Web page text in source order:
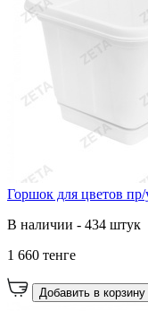
Горшок для цветов
В наличии - 434 штук
1 660 тенге
Добавить в корзину